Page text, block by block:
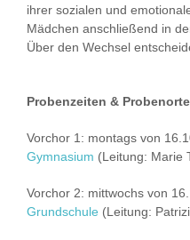
ihrer sozialen und
Mädchen anschließend in
Über den Wechsel
Probenzeiten &
Vorchor 1: montags von
Gymnasium (Leitung: Marie
Vorchor 2: mittwochs von
Grundschule (Leitung: